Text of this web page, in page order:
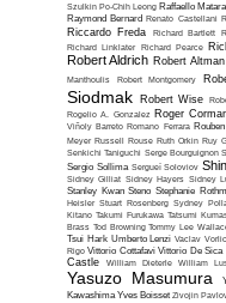
Szulkin Po-Chih Leong Raffaello
Raymond Bernard Renato Castellani
Riccardo Freda Richard Bartlett
Richard Linklater Richard Pearce
Robert Aldrich Robert Altman
Manthoulis Robert Montgomery
Siodmak Robert Wise
Rogelio A. Gonzalez Roger
Viñoly Barreto Romano Ferrara
Meyer Russell Rouse Ruth Orkin Ruy
Senkichi Taniguchi Serge Bourguignon
Sergio Sollima Sergueï Soloviov
Sidney Gilliat Sidney Hayers Sidney
Stanley Kwan Steno Stephanie
Heisler Stuart Rosenberg Sydney
Kitano Takumi Furukawa Tatsumi
Brass Tod Browning Tommy Lee
Tsui Hark Umberto Lenzi Vaclav
Rigo Vittorio Cottafavi Vittorio De Sica
Castle William Dieterle William
Yasuzo Masumura
Kawashima Yves Boisset Zivojin